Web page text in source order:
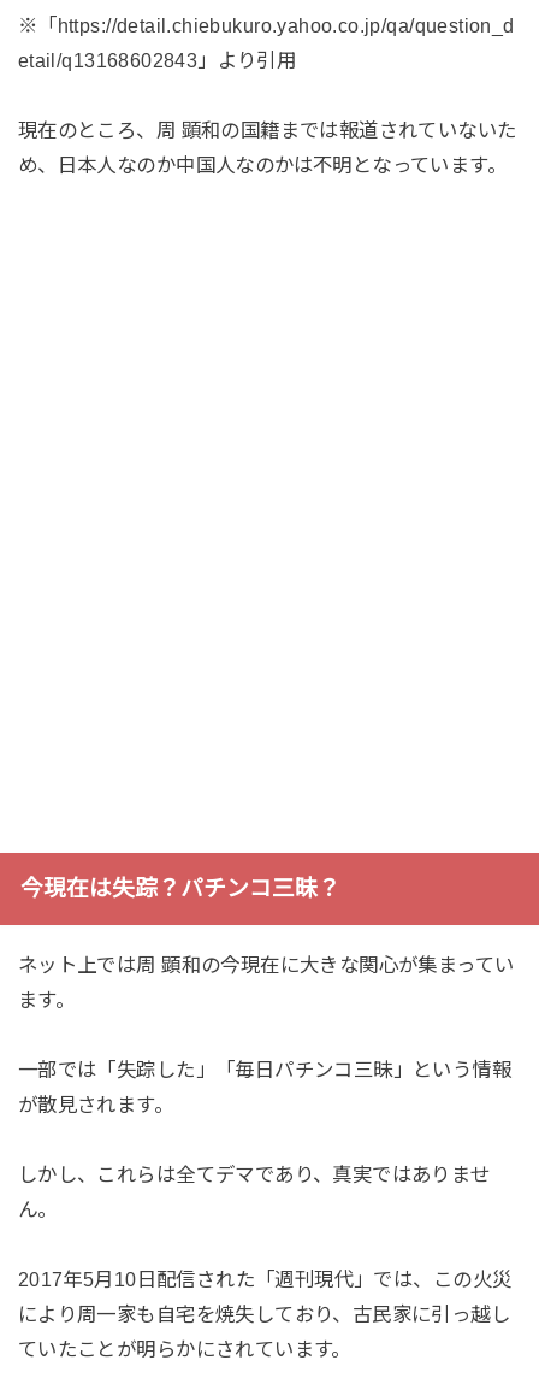
※「https://detail.chiebukuro.yahoo.co.jp/qa/question_d
etail/q13168602843」より引用
現在のところ、周 顕和の国籍までは報道されていないた
め、日本人なのか中国人なのかは不明となっています。
今現在は失踪？パチンコ三昧？
ネット上では周 顕和の今現在に大きな関心が集まってい
ます。
一部では「失踪した」「毎日パチンコ三昧」という情報
が散見されます。
しかし、これらは全てデマであり、真実ではありませ
ん。
2017年5月10日配信された「週刊現代」では、この火災
により周一家も自宅を焼失しており、古民家に引っ越し
ていたことが明らかにされています。